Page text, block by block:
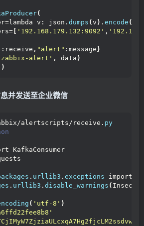
(
v: json. dumps (v ) . encode (
'192.168.179.132:9092' ,
:receive, "alert" :message }
alert' , data )
并发送至企业微信
alertscripts/receive. py
KafkaConsumer
. urllib3 . exceptions import
. urllib3 . disable_warnings (
( 'utf-8' )